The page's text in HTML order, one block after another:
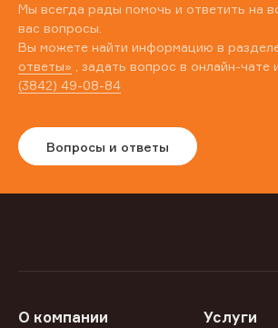
Мы всегда рады помочь и ответить на
вас вопросы.
Вы можете найти информацию в
ответы» , задать вопрос в онлайн-чате
(3842) 49-08-84
Вопросы и ответы
О компании Услуги